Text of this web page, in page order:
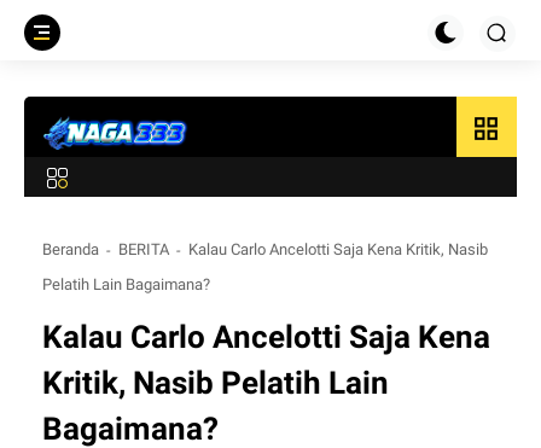
grid_view
Beranda BERITA
Kalau Carlo Ancelotti Saja Kena Kritik, Nasib
Pelatih Lain Bagaimana?
Kalau Carlo Ancelotti Saja Kena
Kritik, Nasib Pelatih Lain
Bagaimana?